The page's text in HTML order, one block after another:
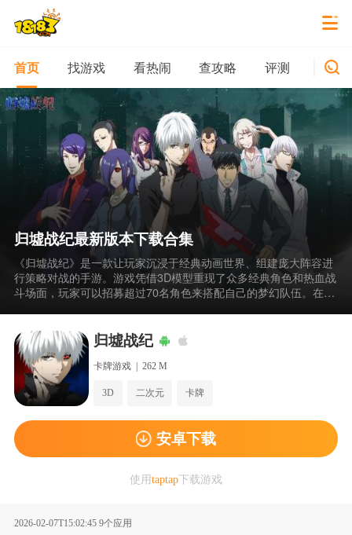
首页 找游戏 看热闹 查攻略 评测 新游
归墟战纪最新版本下载合集
《归墟战纪》是一款让玩家沉浸于经典动画世界、组建庞大阵容进
行策略对战的手游。游戏凭借3D模型重现了众多经典角色和热血战
斗场面，玩家可以招募超过70名角色来搭配自己的梦幻队伍。在激
集，方便你快速获取并开始冒险。
归墟战纪
卡牌游戏 | 262 M
3D 二次元 卡牌
安卓下载
使用taptap下载游戏
2026-02-07T15:02:45 9个应用